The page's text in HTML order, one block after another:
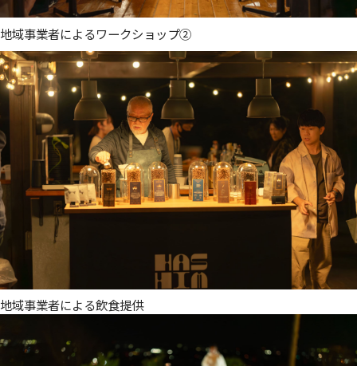
地域事業者によるワークショップ②
地域事業者による飲食提供